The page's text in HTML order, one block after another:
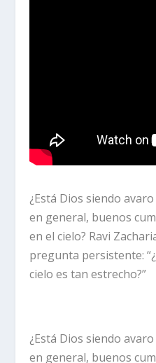
¿Está Dios siendo
en general, buenos
en el cielo? Ravi
pregunta persistente:
cielo es tan estrecho?”
¿Está Dios siendo
en general, buenos